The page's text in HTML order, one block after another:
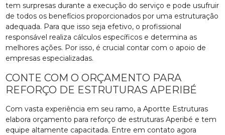
tem surpresas durante a execução do serviço e pode usufruir
de todos os benefícios proporcionados por uma estruturação
adequada. Para que isso seja efetivo, o profissional
responsável realiza cálculos específicos e determina as
melhores ações. Por isso, é crucial contar com o apoio de
empresas especializadas.
CONTE COM O ORÇAMENTO PARA
REFORÇO DE ESTRUTURAS APERIBÉ
Com vasta experiência em seu ramo, a Aportte Estruturas
elabora orçamento para reforço de estruturas Aperibé e tem
equipe altamente capacitada. Entre em contato agora